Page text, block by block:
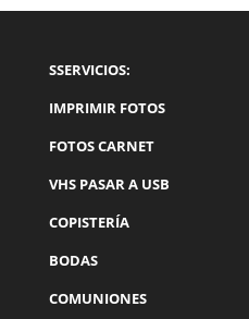
SSERVICIOS:
IMPRIMIR FOTOS
FOTOS CARNET
VHS PASAR A USB
COPISTERÍA
BODAS
COMUNIONES